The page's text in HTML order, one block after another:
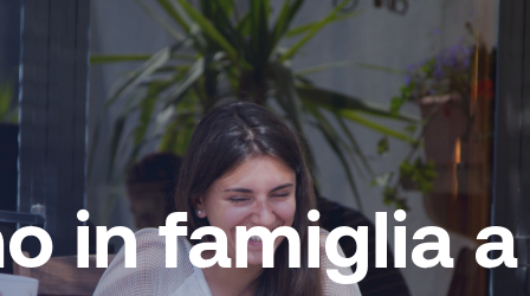
in famiglia